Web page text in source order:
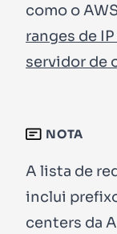
como o
ranges de
servidor de
NOTA
A lista de
inclui
centers da